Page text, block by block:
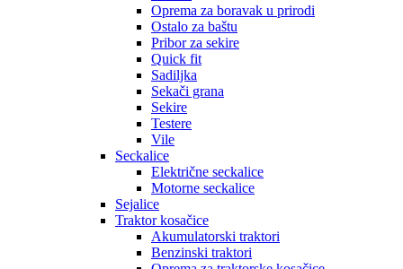
Oprema za boravak u prirodi
Ostalo za baštu
Pribor za sekire
Quick fit
Sadiljka
Sekači grana
Sekire
Testere
Vile
Seckalice
Električne seckalice
Motorne seckalice
Sejalice
Traktor kosačice
Akumulatorski traktori
Benzinski traktori